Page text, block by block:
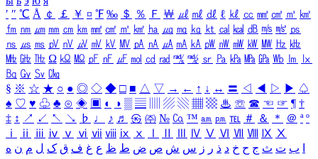
′ ″ ℃ Å ￠ ￡ ￥ ¤ ℉ ‰ ＄ ％ Ｆ ￦ ㎕ ㎖ ㎗ ℓ ㎘ ㏄ ㎣ ㎤ ㎥ ㎦
㎙ ㎚ ㎛ ㎜ ㎝ ㎞ ㎟ ㎠ ㎡ ㎢ ㏊ ㎍ ㎎ ㎏ ㏏ ㎈ ㎉ ㏈ ㎧ ㎨ ㎰
㎱ ㎲ ㎳ ㎴ ㎵ ㎶ ㎷ ㎸ ㎹ ㎀ ㎁ ㎂ ㎃ ㎄ ㎺ ㎻ ㎽ ㎾ ㎿ ㎐ ㎑
㎒ ㎓ ㎔ Ω ㏀ ㏁ ㎊ ㎋ ㎌ ㏖ ㏅ ㎭ ㎮ ㎯ ㏛ ㎩ ㎪ ㎫ ㎬ ㏝ ㏐
㏓
㏃ ㏉ ㏜ ㏆
§ ※ ☆ ★ ○ ● ◎ ◇ ◆ □ ■ △ ▽ → ← ↑ ↓ ↔ 〓 ◁ ◀ ▷ ▶ ♤
♠ ♡ ♥ ♧ ♣ ⊙ ◈ ▣ ◐ ◑ ▒ ▤ ▨ ▧ ▦ ▩ ♨ ☏ ☎ ☜ ☞ ¶ †
‡ ↕ ↗ ↙ ↖ ↘ ♭ ♩ ♪ ♬ ㉿ ㈜ № ㏇ ™ ㏂ ㏘ ℡ ＃ ＆ ＊ ＠ ª º
ⅰ
ⅱ ⅲ ⅳ ⅴ ⅵ ⅶ ⅷ ⅸ ⅹ Ⅳ Ⅴ Ⅵ Ⅶ Ⅷ Ⅸ Ⅹ
ب ت ث ج ح خ د ذ ر ز س ش ص ض ط ظ ع غ ف ق ک ل م ن ه